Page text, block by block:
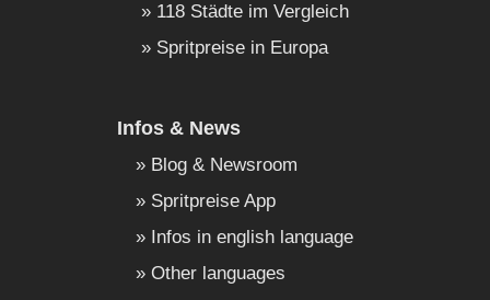
118 Städte im Vergleich
Spritpreise in Europa
Infos & News
Blog & Newsroom
Spritpreise App
Infos in english language
Other languages